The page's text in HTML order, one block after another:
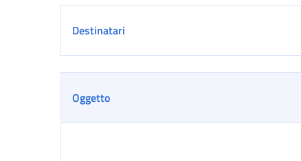
Destinatari
Oggetto